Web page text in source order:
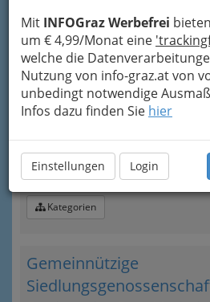
Mit INFOGraz Werbefrei
um € 4,99/Monat eine
welche die
Nutzung von info-graz.at von
unbedingt notwendige
Infos dazu finden Sie hier
Einstellungen Login
Kategorien
Immobilien am
Geidorfplatz 1, 8010 Graz
+43 316 324 492
E-Mail
Karte & Routenplaner
Eintrag ändern
Kategorien
Gemeinnützige